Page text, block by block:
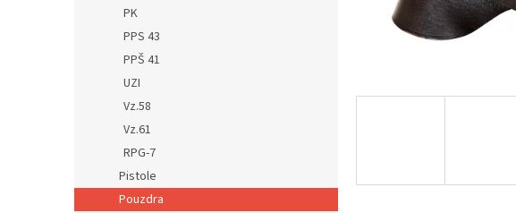
PK
PPS 43
PPŠ 41
UZI
Vz.58
Vz.61
RPG-7
Pistole
Pouzdra